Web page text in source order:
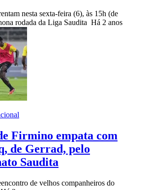
nesta sexta-feira (6), às 15h (de
rodada da Liga Saudita Há 2 anos
Firmino empata com
de Gerrad, pelo
Saudita
de velhos companheiros do